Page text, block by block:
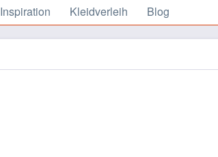
Inspiration Kleidverleih Blog